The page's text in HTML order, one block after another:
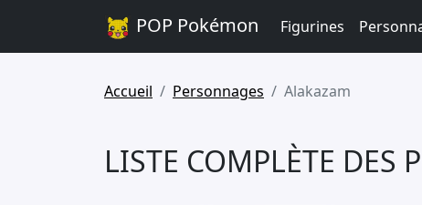
POP Pokémon Figurines
Accueil Personnages Alakazam
LISTE COMPLÈTE DES